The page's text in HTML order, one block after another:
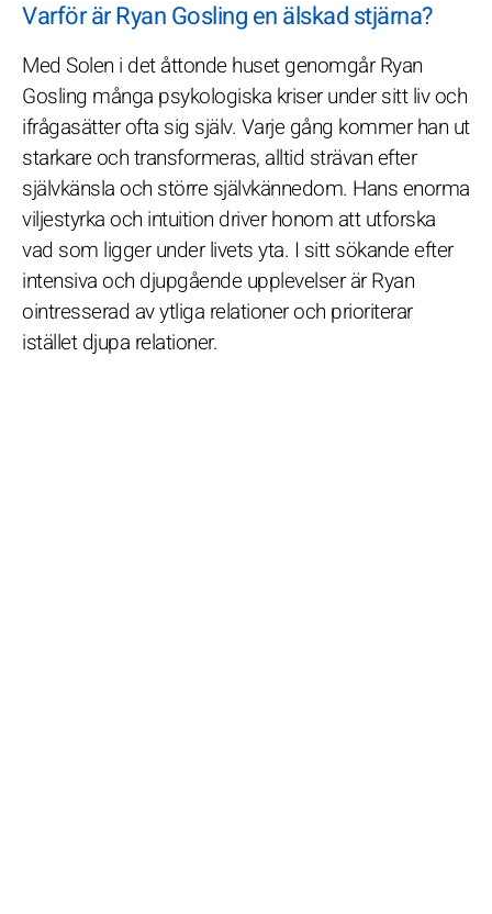
Varför är Ryan Gosling en älskad stjärna?
Med Solen i det åttonde huset genomgår Ryan
Gosling många psykologiska kriser under sitt liv och
ifrågasätter ofta sig själv. Varje gång kommer han ut
starkare och transformeras, alltid strävan efter
självkänsla och större självkännedom. Hans enorma
viljestyrka och intuition driver honom att utforska
vad som ligger under livets yta. I sitt sökande efter
intensiva och djupgående upplevelser är Ryan
ointresserad av ytliga relationer och prioriterar
istället djupa relationer.